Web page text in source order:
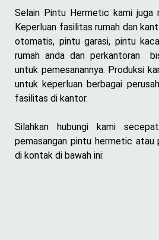
Selain Pintu Hermetic kami juga
Keperluan fasilitas rumah dan
otomatis, pintu garasi, pintu
rumah anda dan perkantoran
untuk pemesanannya. Produksi
untuk keperluan berbagai
fasilitas di kantor.
Silahkan hubungi kami
pemasangan pintu hermetic
di kontak di bawah ini: